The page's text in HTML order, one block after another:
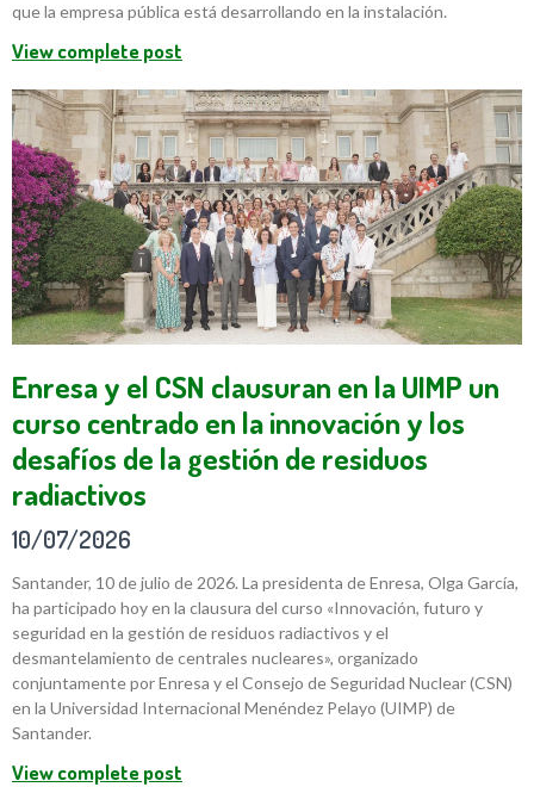
que la empresa pública está desarrollando en la instalación.
View complete post
Enresa y el CSN clausuran en la UIMP un
curso centrado en la innovación y los
desafíos de la gestión de residuos
radiactivos
10/07/2026
Santander, 10 de julio de 2026. La presidenta de Enresa, Olga García,
ha participado hoy en la clausura del curso «Innovación, futuro y
seguridad en la gestión de residuos radiactivos y el
desmantelamiento de centrales nucleares», organizado
conjuntamente por Enresa y el Consejo de Seguridad Nuclear (CSN)
en la Universidad Internacional Menéndez Pelayo (UIMP) de
Santander.
View complete post